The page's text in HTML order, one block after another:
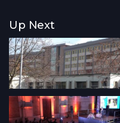
Up Next